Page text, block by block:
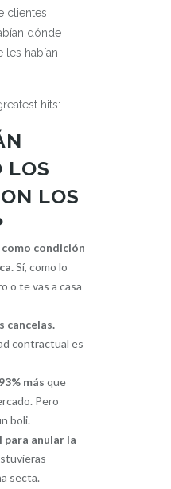
clientes
dónde
les habían
hits:
LOS
LOS
condición
Sí, como lo
o te vas a casa
cancelas.
contractual es
más que
Pero
boli.
para anular la
secta.